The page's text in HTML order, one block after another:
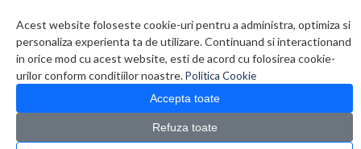
Acest website foloseste cookie-uri pentru a administra, optimiza si
personaliza experienta ta de utilizare. Continuand si interactionand
in orice mod cu acest website, esti de acord cu folosirea cookie-
urilor conform conditiilor noastre.Politica Cookie
Accepta toate
Refuza toate
0 produs(e)
CATALOG PRODUSE